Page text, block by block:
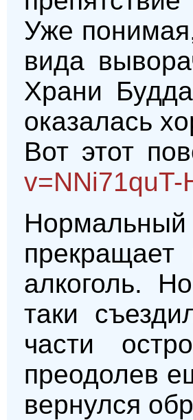
Уже
вида
Храни
оказалась
Вот этот
v=NNi71quT-
прекращает
алкоголь.
таки
части
преодолев
вернулся